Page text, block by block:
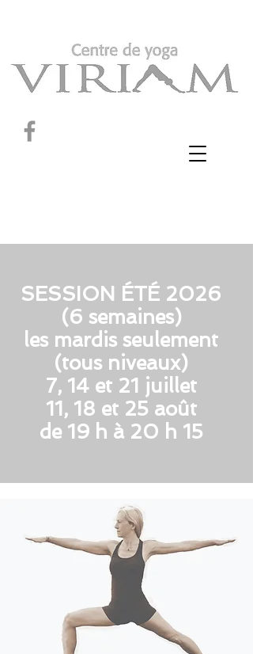
SESSION ÉTÉ 2026
(6 semaines)
les mardis seulement
(tous niveaux)
7, 14 et 21 juillet
11, 18 et 25 août
de 19 h à 20 h 15